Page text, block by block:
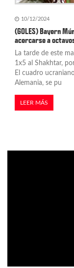
10/12/2024
(GOLES) Bayern
acercarse a
La tarde de este
1x5 al Shakhtar,
El cuadro
Alemania, se pu
LEER MÁS